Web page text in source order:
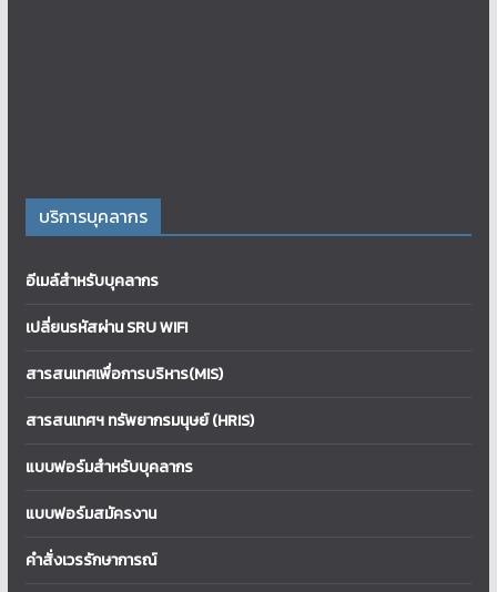
บริการบุคลากร
อีเมล์สำหรับบุคลากร
เปลี่ยนรหัสผ่าน SRU WIFI
สารสนเทศเพื่อการบริหาร(MIS)
สารสนเทศฯ ทรัพยากรมนุษย์ (HRIS)
แบบฟอร์มสำหรับบุคลากร
แบบฟอร์มสมัครงาน
คำสั่งเวรรักษาการณ์